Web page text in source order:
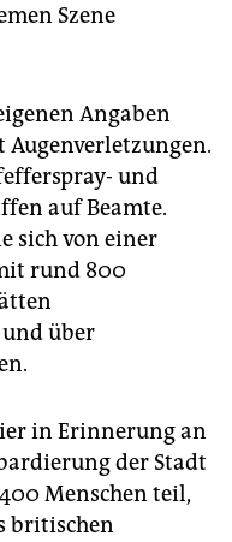
Szene
Angaben
und
auf Beamte.
sich von einer
rund 800
über
in Erinnerung an
der Stadt
Menschen teil,
britischen